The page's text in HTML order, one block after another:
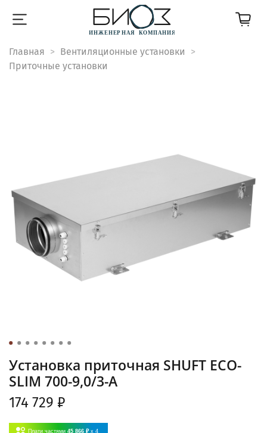
Главная
Вентиляционные установки
Приточные установки
Установка приточная SHUFT ECO-
SLIM 700-9,0/3-А
174 729 ₽
Плати частями 45 866 ₽ x 4